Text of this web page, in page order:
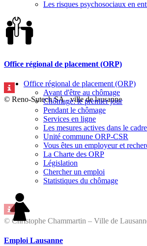
© Reno-Sutech SA - ville de lausanne
© Christophe Chammartin – Ville de
Les risques psychosociaux en
Office régional de placement (ORP)
Office régional de placement (ORP)
Avant d'être au chômage
Chômage: le premier jour
Pendant le chômage
Services en ligne
Les mesures actives dans le
Unité commune ORP-CSR
Vous êtes un employeur et
La Charte des ORP
Législation
Chercher un emploi
Statistiques du chômage
Emploi Lausanne